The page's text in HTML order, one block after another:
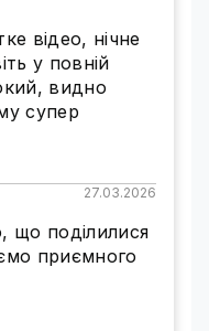
архивов
оборудована
способ
легко
відео, нічне
у повній
видно
супер
27.03.2026
що поділилися
приємного